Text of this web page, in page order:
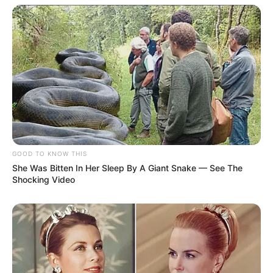
-ad7
Monitoramento continua nas próximas semanas
A Fiocruz destaca que oacompanhamento dos indicadores
seguirá sendo realizadode forma contínua para avaliar a
evolução dos casos em todo o território nacional.
GOOD TO KNOW THIS
She Was Bitten In Her Sleep By A Giant Snake — See The
Shocking Video